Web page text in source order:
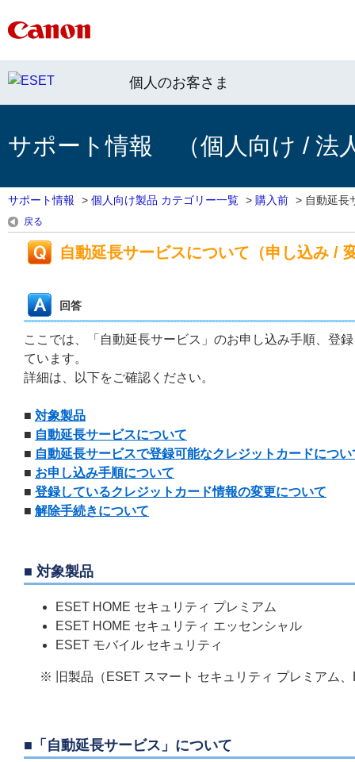
個人のお客さま
サポート情報 （個人向け / 法
サポート情報 > 個人向け製品 カテゴリー一覧 > 購入前 > 自動延長
戻る
自動延長サービスについて（申し込み /
回答
ここでは、「自動延長サービス」のお申し込み手順、登
ています。
詳細は、以下をご確認ください。
■ 対象製品
■ 自動延長サービスについて
■ 自動延長サービスで登録可能なクレジットカードについ
■ お申し込み手順について
■ 登録しているクレジットカード情報の変更について
■ 解除手続きについて
■ 対象製品
ESET HOME セキュリティ プレミアム
ESET HOME セキュリティ エッセンシャル
ESET モバイル セキュリティ
※ 旧製品（ESET スマート セキュリティ プレミアム
■「自動延長サービス」について